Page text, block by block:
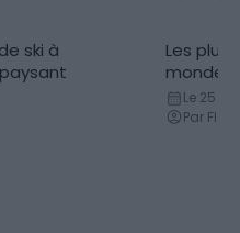
ski à
Les plus
monde
Le 25
Par